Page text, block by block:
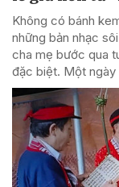
Không có bánh
những bản nhạc
cha mẹ bước qua
đặc biệt. Một ngày